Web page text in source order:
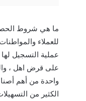
ما هي شروط
عملية التسجيل
على قرض اهل ،
واحدة من أهم
الكثير من